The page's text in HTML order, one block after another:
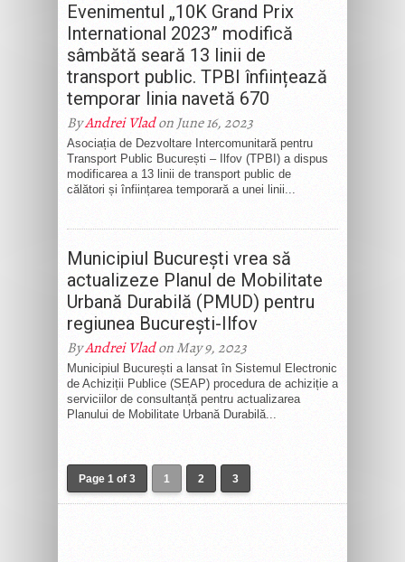
Evenimentul „10K Grand Prix
International 2023” modifică
sâmbătă seară 13 linii de
transport public. TPBI înființează
temporar linia navetă 670
ByAndrei Vladon June 16, 2023
Asociația de Dezvoltare Intercomunitară pentru
Transport Public București – Ilfov (TPBI) a dispus
modificarea a 13 linii de transport public de
călători și înființarea temporară a unei linii...
Municipiul București vrea să
actualizeze Planul de Mobilitate
Urbană Durabilă (PMUD) pentru
regiunea București-Ilfov
ByAndrei Vladon May 9, 2023
Municipiul București a lansat în Sistemul Electronic
de Achiziții Publice (SEAP) procedura de achiziție a
serviciilor de consultanță pentru actualizarea
Planului de Mobilitate Urbană Durabilă...
Page 1 of 3 1 2 3